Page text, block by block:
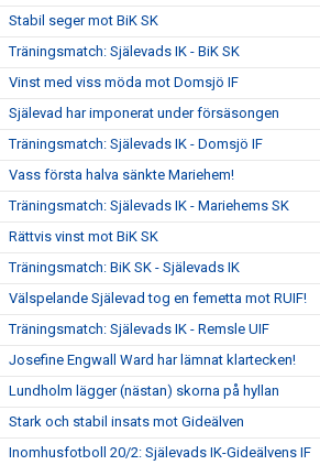
Stabil seger mot BiK SK
Träningsmatch: Själevads IK - BiK SK
Vinst med viss möda mot Domsjö IF
Själevad har imponerat under försäsongen
Träningsmatch: Själevads IK - Domsjö IF
Vass första halva sänkte Mariehem!
Träningsmatch: Själevads IK - Mariehems SK
Rättvis vinst mot BiK SK
Träningsmatch: BiK SK - Själevads IK
Välspelande Själevad tog en femetta mot RUIF!
Träningsmatch: Själevads IK - Remsle UIF
Josefine Engwall Ward har lämnat klartecken!
Lundholm lägger (nästan) skorna på hyllan
Stark och stabil insats mot Gideälven
Inomhusfotboll 20/2: Själevads IK-Gideälvens IF